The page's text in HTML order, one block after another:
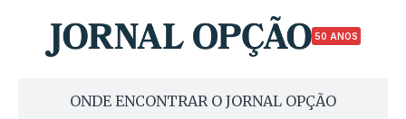
50 ANOS
ONDE ENCONTRAR O JORNAL OPÇÃO